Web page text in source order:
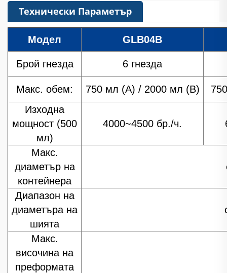
Технически Параметър
Модел GLB04B
Брой гнезда 6 гнезда
Макс. обем: 750 мл (A) / 2000 мл (B)
Изходна
мощност (500
мл)
4000~4500 бр./ч.
Макс.
диаметър на
контейнера
Диапазон на
диаметъра на
шията
Макс.
височина на
преформата